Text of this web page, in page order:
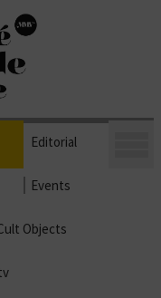
Editorial
Events
Objects